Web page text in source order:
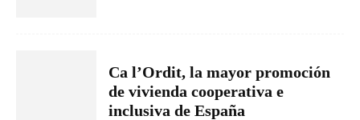
Ca l’Ordit, la mayor promoción
de vivienda cooperativa e
inclusiva de España